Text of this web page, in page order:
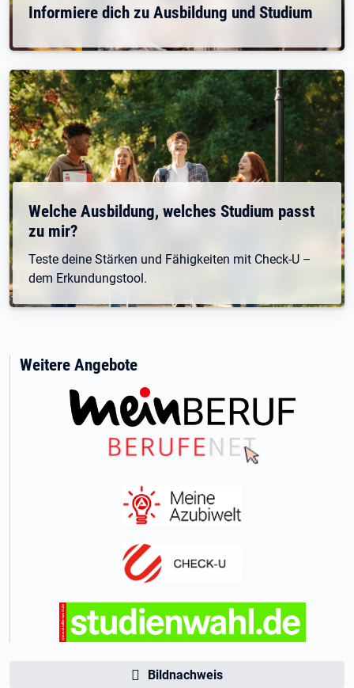
Informiere dich zu Ausbildung und Studium
Welche Ausbildung, welches Studium passt
zu mir?
Teste deine Stärken und Fähigkeiten mit Check-U –
dem Erkundungstool.
Weitere Angebote
Bildnachweis